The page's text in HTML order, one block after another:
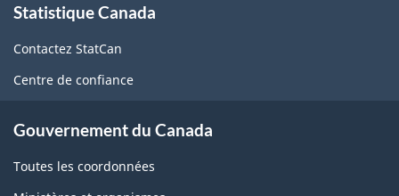
propos
de
ce
Statistique Canada
Contactez StatCan
Centre de confiance
Gouvernement du Canada
Toutes les coordonnées